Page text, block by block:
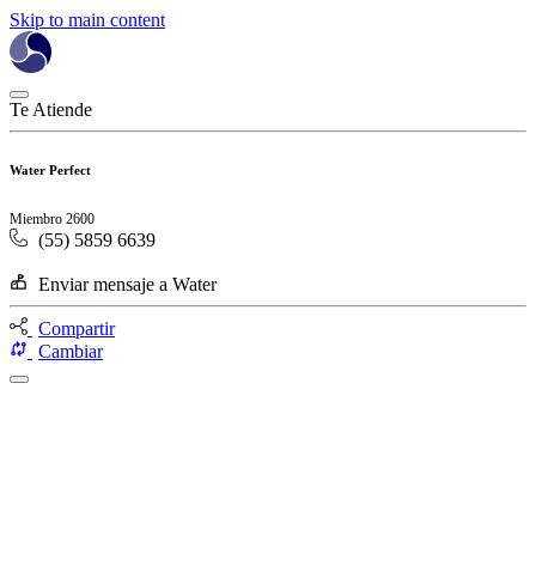
Skip to main content
Te Atiende
Water Perfect
Miembro 2600
(55) 5859 6639
Enviar mensaje a Water
Compartir
Cambiar